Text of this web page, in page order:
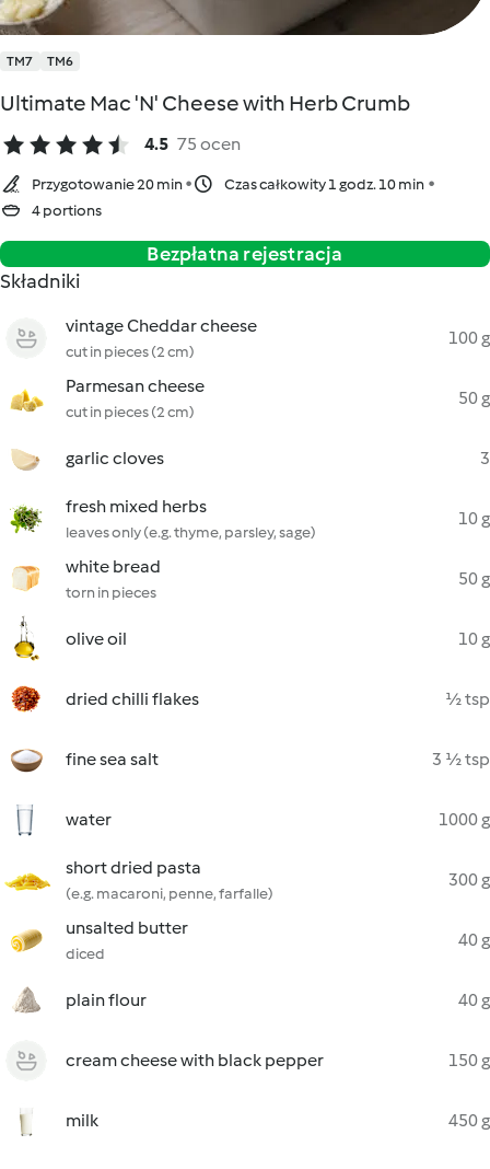
TM7 TM6
Ultimate Mac 'N' Cheese with Herb Crumb
4.5 75 ocen
Przygotowanie 20 min
Czas całkowity 1 godz. 10 min
4 portions
Bezpłatna rejestracja
Składniki
vintage Cheddar cheese
cut in pieces (2 cm)
100 g
Parmesan cheese
cut in pieces (2 cm)
50 g
garlic cloves 3
fresh mixed herbs
leaves only (e.g. thyme, parsley, sage)
10 g
white bread
torn in pieces
50 g
olive oil 10 g
dried chilli flakes ½ tsp
fine sea salt 3 ½ tsp
water 1000 g
short dried pasta
(e.g. macaroni, penne, farfalle)
300 g
unsalted butter
diced
40 g
plain flour 40 g
cream cheese with black pepper 150 g
milk 450 g